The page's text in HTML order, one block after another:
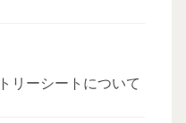
リーシートについて